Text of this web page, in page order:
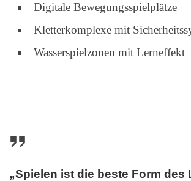
Digitale Bewegungsspielplätze
Kletterkomplexe mit
Wasserspielzonen mit Lerneffekt
„Spielen ist die beste Form des